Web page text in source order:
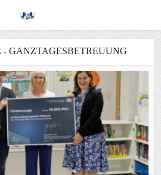
- GANZTAGESBETREUUNG